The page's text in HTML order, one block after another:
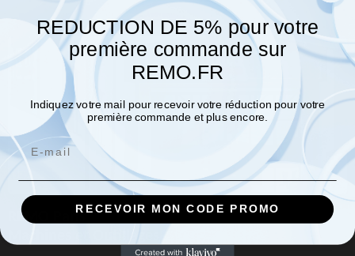
REMO Paris
REDUCTION DE 5% pour votre
première commande sur
REMO.FR
Indiquez votre mail pour recevoir votre réduction pour votre
première commande et plus encore.
Email
RECEVOIR MON CODE PROMO